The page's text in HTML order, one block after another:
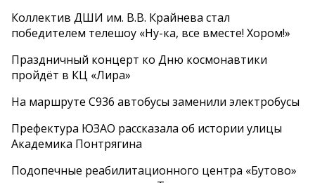
Коллектив ДШИ им. В.В. Крайнева стал
победителем телешоу «Ну-ка, все вместе! Хором!»
Праздничный концерт ко Дню космонавтики
пройдёт в КЦ «Лира»
На маршруте С936 автобусы заменили электробусы
Префектура ЮЗАО рассказала об истории улицы
Академика Понтрягина
Подопечные реабилитационного центра «Бутово»